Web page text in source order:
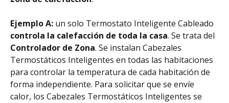
Ejemplo A: un solo Termostato Inteligente Cableado
controla la calefacción de toda la casa. Se trata del
Controlador de Zona. Se instalan Cabezales
Termostáticos Inteligentes en todas las habitaciones
para controlar la temperatura de cada habitación de
forma independiente. Para solicitar que se envíe
calor, los Cabezales Termostáticos Inteligentes se